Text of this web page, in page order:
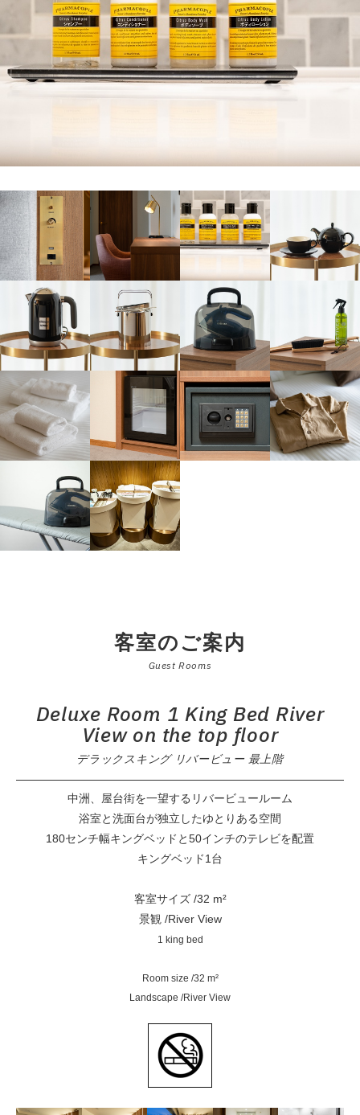
客室のご案内
Guest Rooms
Deluxe Room 1 King Bed River
View on the top floor
デラックスキング リバービュー 最上階
中洲、屋台街を一望するリバービュールーム
浴室と洗面台が独立したゆとりある空間
180センチ幅キングベッドと50インチのテレビを配置
キングベッド1台
客室サイズ /32 m²
景観 /River View
1 king bed
Room size /32 m²
Landscape /River View